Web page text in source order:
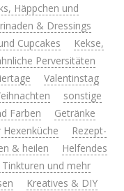
Häppchen und
& Dressings
Cupcakes
Kekse,
Perversitäten
Valentinstag
sonstige
Farben
Getränke
Hexenküche
Rezept-
& heilen
Helfendes
Tinkturen und mehr
Kreatives & DIY